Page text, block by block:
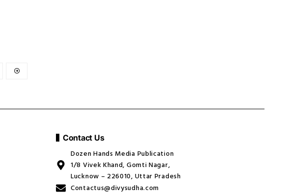
Contact Us
Dozen Hands Media Publication
1/8 Vivek Khand, Gomti Nagar,
Lucknow – 226010, Uttar Pradesh
Contactus@divysudha.com